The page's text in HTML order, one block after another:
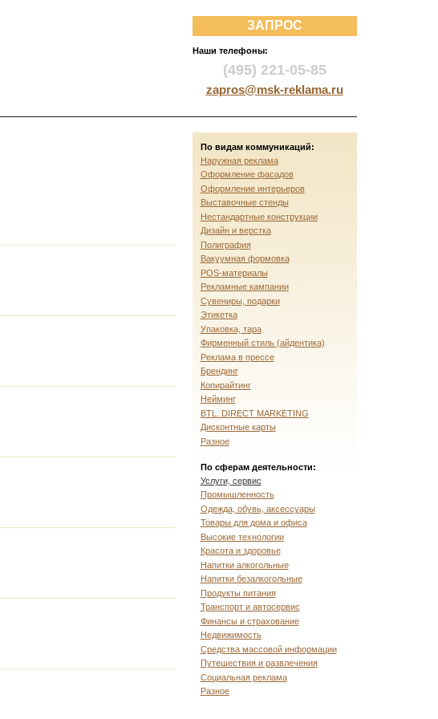
ЗАПРОС
Наши телефоны:
(495) 221-05-85
zapros@msk-reklama.ru
По видам коммуникаций:
Наружная реклама
Оформление фасадов
Оформление интерьеров
Выставочные стенды
Нестандартные конструкции
Дизайн и верстка
Полиграфия
Вакуумная формовка
POS-материалы
Рекламные кампании
Сувениры, подарки
Этикетка
Упаковка, тара
Фирменный стиль (айдентика)
Реклама в прессе
Брендинг
Копирайтинг
Нейминг
BTL. DIRECT MARKETING
Дисконтные карты
Разное
По сферам деятельности:
Услуги, сервис
Промышленность
Одежда, обувь, аксессуары
Товары для дома и офиса
Высокие технологии
Красота и здоровье
Напитки алкогольные
Напитки безалкогольные
Продукты питания
Транспорт и автосервис
Финансы и страхование
Недвижимость
Средства массовой информации
Путешествия и развлечения
Социальная реклама
Разное